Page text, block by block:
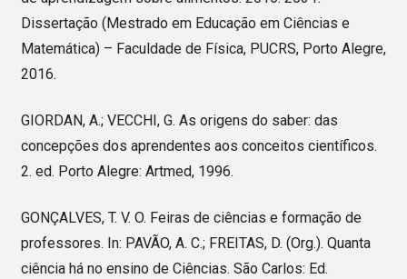
Dissertação (Mestrado em Educação em Ciências e
Matemática) – Faculdade de Física, PUCRS, Porto Alegre,
2016.
GIORDAN, A.; VECCHI, G. As origens do saber: das
concepções dos aprendentes aos conceitos científicos.
2. ed. Porto Alegre: Artmed, 1996.
GONÇALVES, T. V. O. Feiras de ciências e formação de
professores. In: PAVÃO, A. C.; FREITAS, D. (Org.). Quanta
ciência há no ensino de Ciências. São Carlos: Ed.